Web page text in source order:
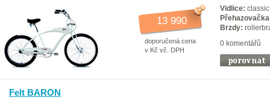
13 990
doporučená cena
v Kč vč. DPH
Vidlice:
Brzdy:
0 komentářů
Felt BARON